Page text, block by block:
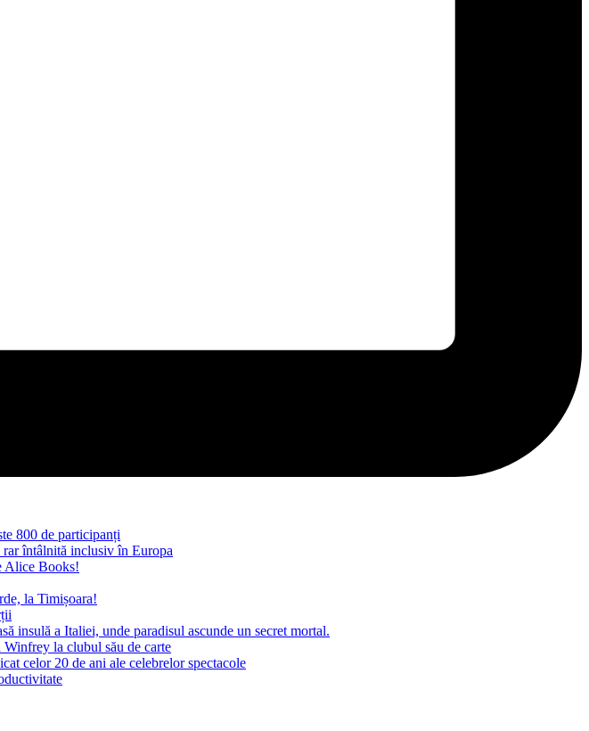
800 de participanți
întâlnită inclusiv în Europa
Alice Books!
la Timișoara!
insulă a Italiei, unde paradisul ascunde un secret mortal.
Winfrey la clubul său de carte
celor 20 de ani ale celebrelor spectacole